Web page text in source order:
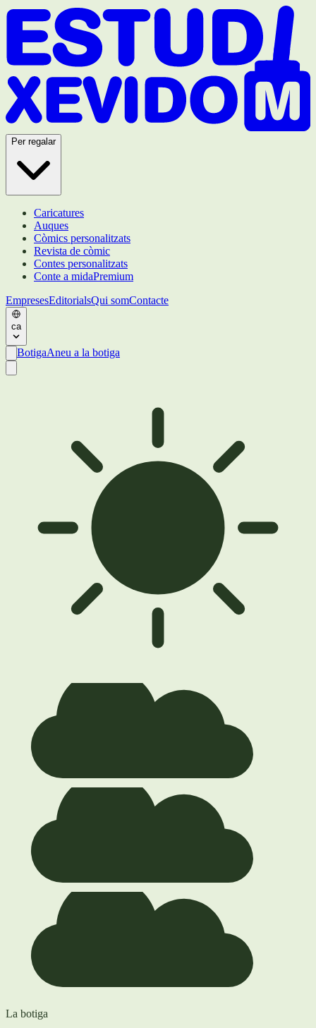
Per regalar
Caricatures
Auques
Còmics personalitzats
Revista de còmic
Contes personalitzats
Conte a midaPremium
EmpresesEditorialsQui somContacte
ca
BotigaAneu a la botiga
La botiga